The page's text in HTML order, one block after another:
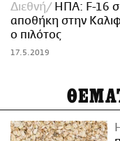
Διεθνή
ΗΠΑ: F-16
αποθήκη στην
ο πιλότος
17.5.2019